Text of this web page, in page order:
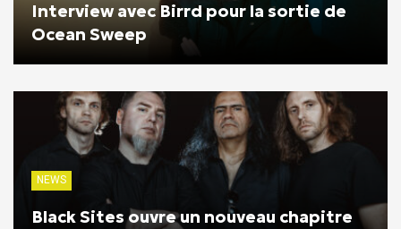
Interview avec Birrd pour la sortie de
Ocean Sweep
NEWS
Black Sites ouvre un nouveau chapitre